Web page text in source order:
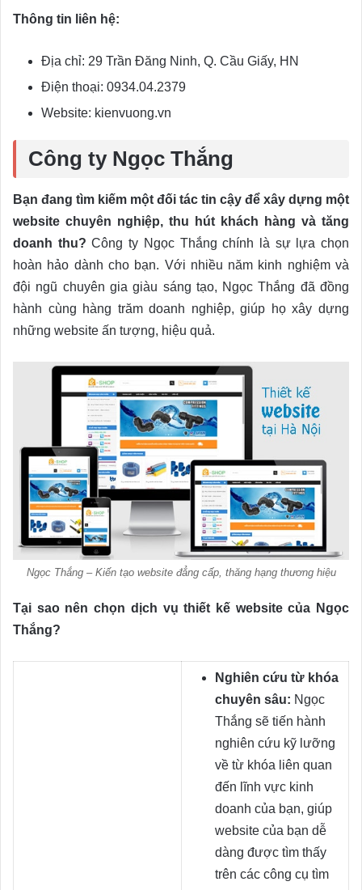
Thông tin liên hệ:
Địa chỉ: 29 Trần Đăng Ninh, Q. Cầu Giấy, HN
Điện thoại: 0934.04.2379
Website: kienvuong.vn
Công ty Ngọc Thắng
Bạn đang tìm kiếm một đối tác tin cậy để xây dựng một
website chuyên nghiệp, thu hút khách hàng và tăng
doanh thu? Công ty Ngọc Thắng chính là sự lựa chọn
hoàn hảo dành cho bạn. Với nhiều năm kinh nghiệm và
đội ngũ chuyên gia giàu sáng tạo, Ngọc Thắng đã đồng
hành cùng hàng trăm doanh nghiệp, giúp họ xây dựng
những website ấn tượng, hiệu quả.
Ngọc Thắng – Kiến tạo website đẳng cấp, thăng hạng thương hiệu
Tại sao nên chọn dịch vụ thiết kế website của Ngọc
Thắng?
Nghiên cứu từ khóa
chuyên sâu: Ngọc
Thắng sẽ tiến hành
nghiên cứu kỹ lưỡng
về từ khóa liên quan
đến lĩnh vực kinh
doanh của bạn, giúp
website của bạn dễ
dàng được tìm thấy
trên các công cụ tìm